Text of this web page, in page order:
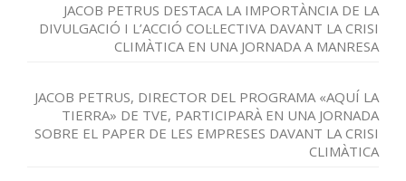
JACOB PETRUS DESTACA LA IMPORTÀNCIA DE LA
DIVULGACIÓ I L’ACCIÓ COL·LECTIVA DAVANT LA CRISI
CLIMÀTICA EN UNA JORNADA A MANRESA
JACOB PETRUS, DIRECTOR DEL PROGRAMA «AQUÍ LA
TIERRA» DE TVE, PARTICIPARÀ EN UNA JORNADA
SOBRE EL PAPER DE LES EMPRESES DAVANT LA CRISI
CLIMÀTICA